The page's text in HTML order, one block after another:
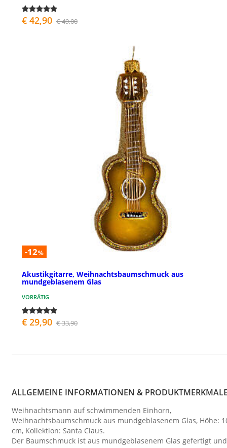
€ 42,90 € 49,00
-12%
Akustikgitarre, Weihnachtsbaumschmuck aus
mundgeblasenem Glas
VORRÄTIG
€ 29,90 € 33,90
ALLGEMEINE INFORMATIONEN &
Weihnachtsmann auf schwimmenden Einhorn,
Weihnachtsbaumschmuck aus mundgeblasenem Glas, Höhe:
cm, Kollektion: Santa Claus.
Der Baumschmuck ist aus mundgeblasenem Glas gefertigt und